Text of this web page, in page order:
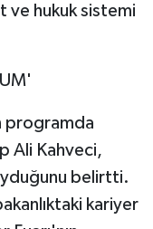
ve hukuk sistemi
programda
Ali Kahveci,
belirtti.
kariyer